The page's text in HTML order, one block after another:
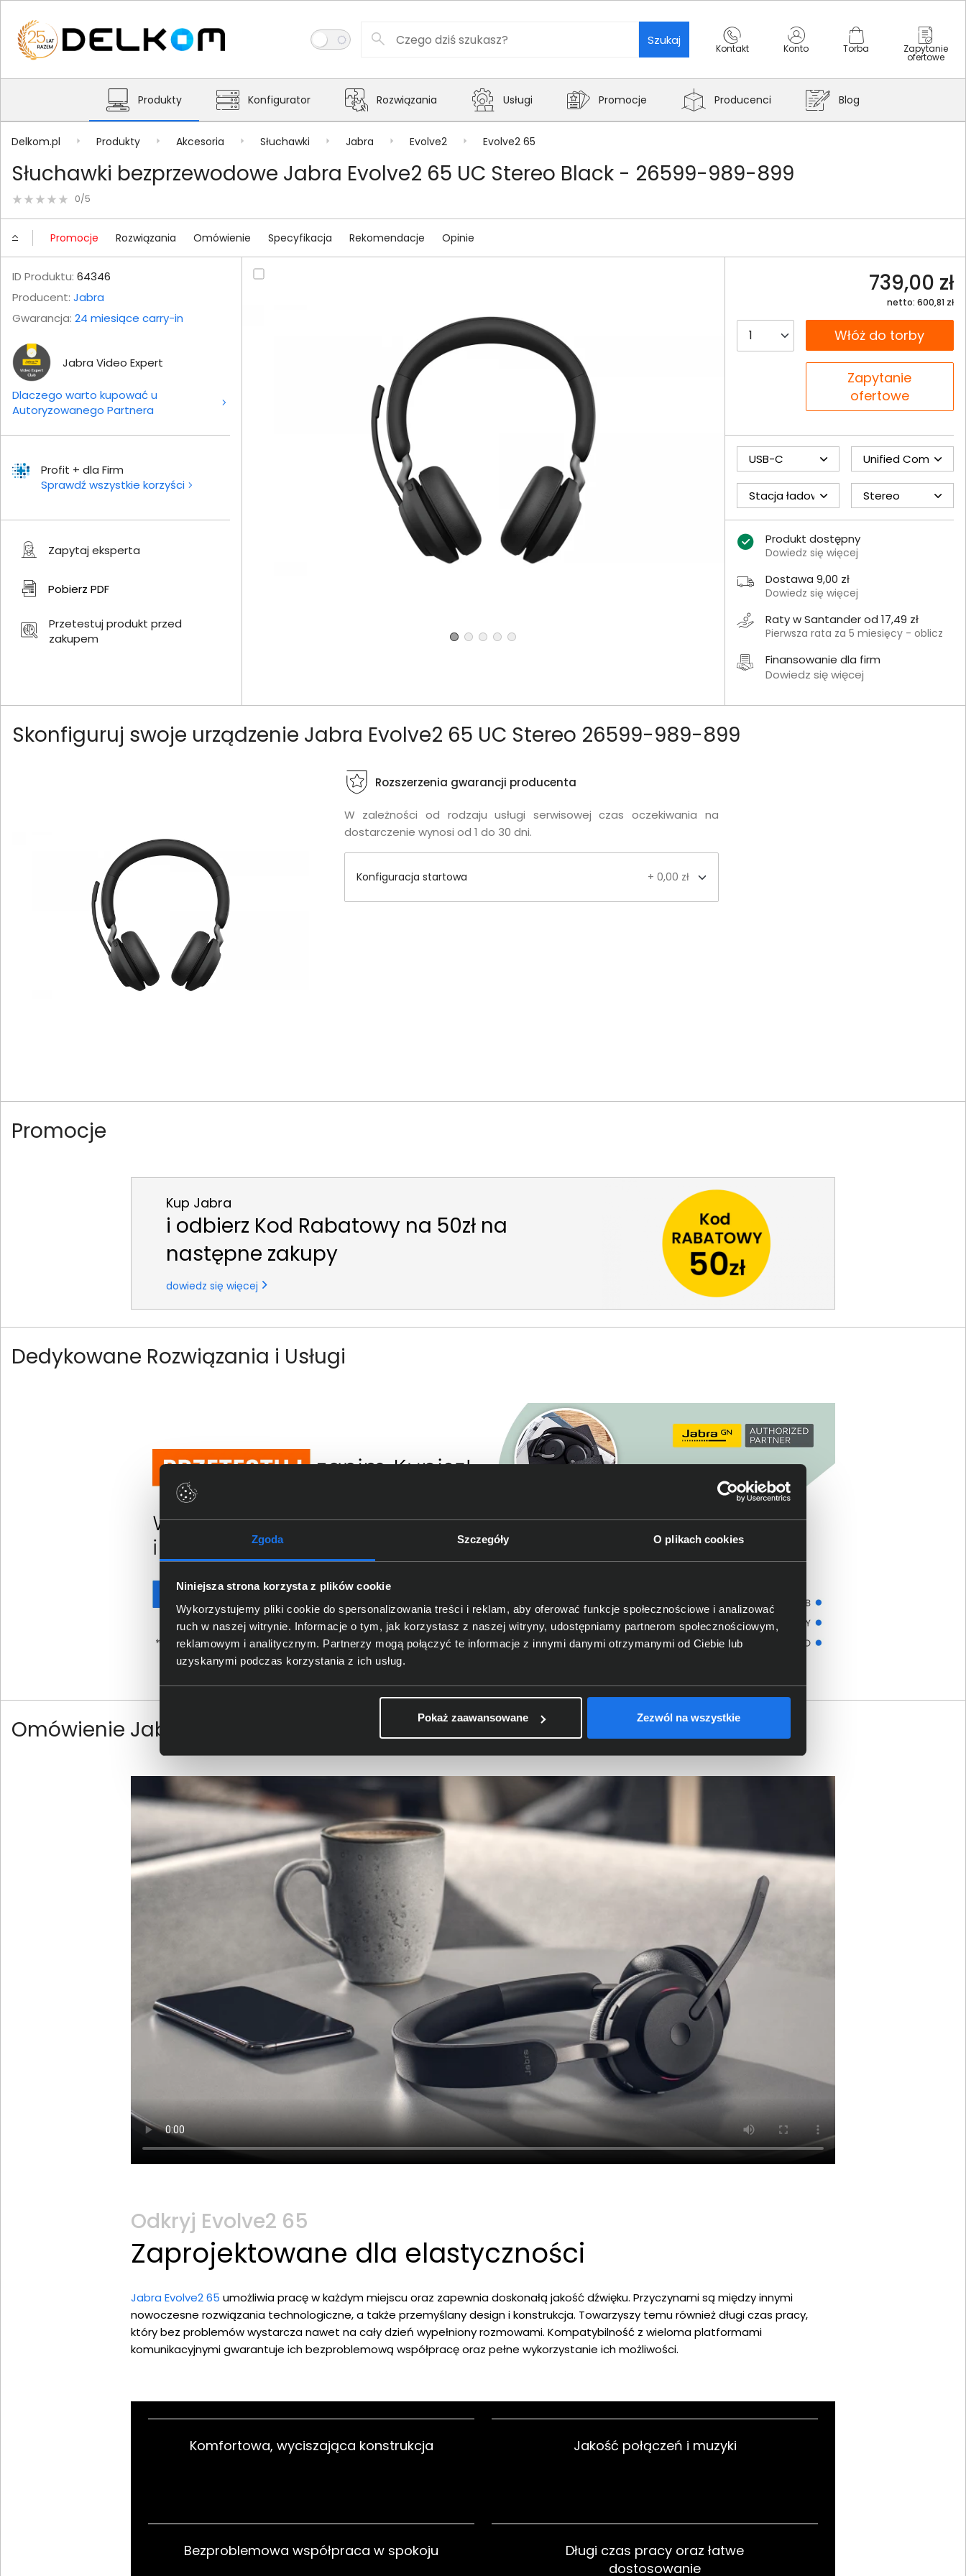
Zgoda Szczegóły O plikach cookies
Niniejsza strona korzysta z plików cookie
Wykorzystujemy pliki cookie do spersonalizowania treści i reklam, aby oferować funkcje społecznościowe i analizować
ruch w naszej witrynie. Informacje o tym, jak korzystasz z naszej witryny, udostępniamy partnerom społecznościowym,
reklamowym i analitycznym. Partnerzy mogą połączyć te informacje z innymi danymi otrzymanymi od Ciebie lub
uzyskanymi podczas korzystania z ich usług.
Pokaż zaawansowane Zezwól na wszystkie
Szukaj
Kontakt Konto Torba Zapytanie
ofertowe
Produkty Konfigurator Rozwiązania Usługi Promocje Producenci Blog
Delkom.pl Produkty Akcesoria Słuchawki Jabra Evolve2 Evolve2 65
Słuchawki bezprzewodowe Jabra Evolve2 65 UC Stereo Black - 26599-989-899
0/5
Promocje Rozwiązania Omówienie Specyfikacja Rekomendacje Opinie
ID Produktu: 64346
Producent: Jabra
Gwarancja: 24 miesiące carry-in
Jabra Video Expert
Dlaczego warto kupować u
Autoryzowanego Partnera
Profit + dla Firm
Sprawdź wszystkie korzyści
Zapytaj eksperta
Pobierz PDF
Przetestuj produkt przed
zakupem
739,00 zł
netto: 600,81 zł
__B2C.PRODUCT.QUANTITY
__B2C.PRODUCT.QUANTITY
Włóż do torby
Zapytanie
ofertowe
USB-C Unified
Stacja ładowania: NieStereo
Produkt dostępny
Dowiedz się więcej
Dostawa 9,00 zł
Dowiedz się więcej
Raty w Santander od 17,49 zł
Pierwsza rata za 5 miesięcy - oblicz
Finansowanie dla firm
Dowiedz się więcej
Skonfiguruj swoje urządzenie Jabra Evolve2 65 UC Stereo 26599-989-899
Rozszerzenia gwarancji producenta
W zależności od rodzaju usługi serwisowej czas oczekiwania na
dostarczenie wynosi od 1 do 30 dni.
Konfiguracja startowa + 0,00 zł
Promocje
Kup Jabra
i odbierz Kod Rabatowy na 50zł na
następne zakupy
dowiedz się więcej
Dedykowane Rozwiązania i Usługi
Omówienie Jabra Evolve2 65 UC Stereo 26599-989-899
Odkryj Evolve2 65
Zaprojektowane dla elastyczności
Jabra Evolve2 65 umożliwia pracę w każdym miejscu oraz zapewnia doskonałą jakość dźwięku. Przyczynami są między innymi
nowoczesne rozwiązania technologiczne, a także przemyślany design i konstrukcja. Towarzyszy temu również długi czas pracy,
który bez problemów wystarcza nawet na cały dzień wypełniony rozmowami. Kompatybilność z wieloma platformami
komunikacyjnymi gwarantuje ich bezproblemową współpracę oraz pełne wykorzystanie ich możliwości.
Komfortowa, wyciszająca konstrukcja Jakość połączeń i muzyki
Bezproblemowa współpraca w spokoju
Długi czas pracy oraz łatwe
dostosowanie